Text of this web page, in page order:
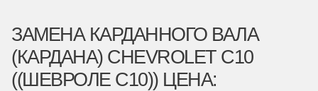
ЗАМЕНА КАРДАННОГО ВАЛА
(КАРДАНА) CHEVROLET C10
((ШЕВРОЛЕ С10)) ЦЕНА: